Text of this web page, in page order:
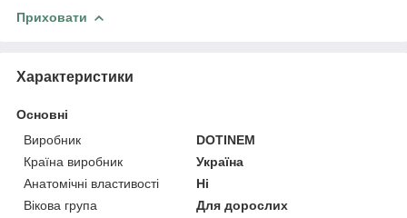
Приховати
Характеристики
Основні
Виробник
DOTINEM
Країна виробник
Україна
Анатомічні властивості
Ні
Вікова група
Для дорослих